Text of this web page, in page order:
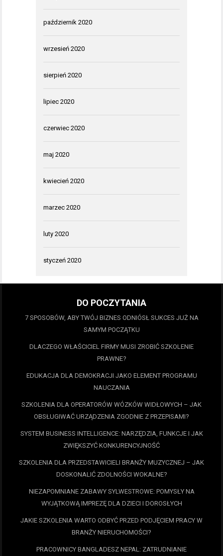
październik 2020
wrzesień 2020
sierpień 2020
lipiec 2020
czerwiec 2020
maj 2020
kwiecień 2020
marzec 2020
luty 2020
styczeń 2020
DO POCZYTANIA
7 SPOSOBÓW, ABY TWÓJ BIZNES ODNIÓSŁ SUKCES JUŻ NA
SAMYM POCZĄTKU
DLACZEGO WŁAŚCICIEL FIRMY MUSI ZROBIĆ SZKOLENIE
PRAWNE?
EDUKACJA DLA DEMOKRACJI JAKO ELEMENT PROGRAMU
NAUCZANIA
SZKOLENIA DLA OPERATORÓW WÓZKÓW WIDŁOWYCH – JAK
OBSŁUGIWAĆ URZĄDZENIA ZGODNIE Z PRZEPISAMI?
SYSTEM BUSINESS INTELLIGENCE: NARZĘDZIA, FUNKCJE I JAK
ZWIĘKSZYĆ KONKURENCYJNOŚĆ
SZKOLENIA DLA PRZEDSTAWICIELI BRANŻY MUZYCZNEJ – JAK
DOSKONALIĆ ZDOLNOŚCI WOKALNE?
NIEZAPOMNIANE ZABAWY SYLWESTROWE: POMYSŁY NA
WYJĄTKOWĄ IMPREZĘ DLA DZIECI I DOROSŁYCH
JAKIE SZKOLENIA WARTO ODBYĆ PRZED PODJĘCIEM PRACY W
BRANŻY NIERUCHOMOŚCI?
PRACOWNICY BANGLADESZ NEPAL: ZATRUDNIANIE